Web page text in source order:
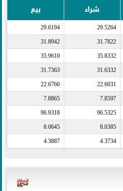
شراء بيع
29.5264
29.6194
31.7822
31.8942
35.8332
35.9610
31.6332
31.7363
22.6031
22.6760
7.8597
7.8865
96.5325
96.9318
8.0385
8.0645
4.3734
4.3887